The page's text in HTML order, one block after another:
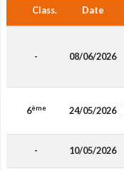
Class. Date
- 08/06/2026
6ème 24/05/2026
- 10/05/2026